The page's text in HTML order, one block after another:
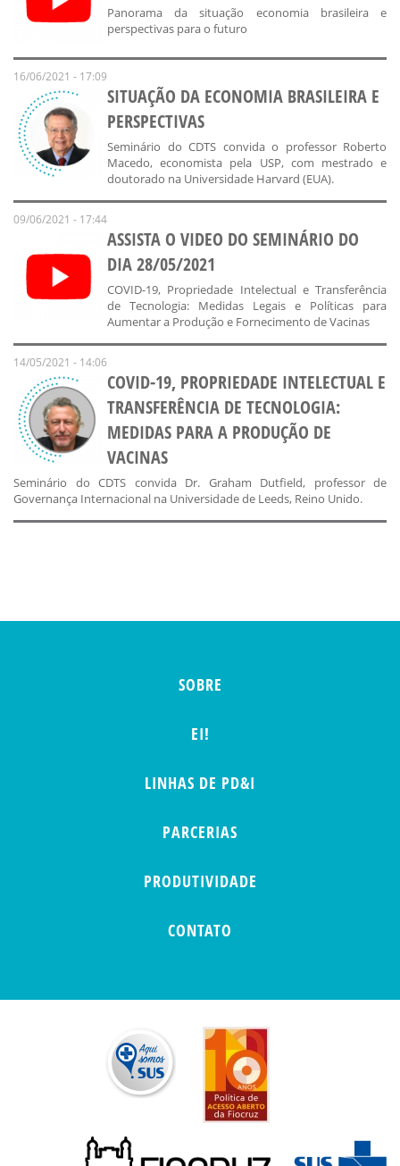
Panorama da situação economia brasileira e
perspectivas para o futuro
16/06/2021 - 17:09
SITUAÇÃO DA ECONOMIA BRASILEIRA E
PERSPECTIVAS
Seminário do CDTS convida o professor Roberto
Macedo, economista pela USP, com mestrado e
doutorado na Universidade Harvard (EUA).
09/06/2021 - 17:44
ASSISTA O VIDEO DO SEMINÁRIO DO
DIA 28/05/2021
COVID-19, Propriedade Intelectual e Transferência
de Tecnologia: Medidas Legais e Políticas para
Aumentar a Produção e Fornecimento de Vacinas
14/05/2021 - 14:06
COVID-19, PROPRIEDADE INTELECTUAL E
TRANSFERÊNCIA DE TECNOLOGIA:
MEDIDAS PARA A PRODUÇÃO DE
VACINAS
Seminário do CDTS convida Dr. Graham Dutfield, professor de
Governança Internacional na Universidade de Leeds, Reino Unido.
SOBRE
EI!
LINHAS DE PD&I
PARCERIAS
PRODUTIVIDADE
CONTATO